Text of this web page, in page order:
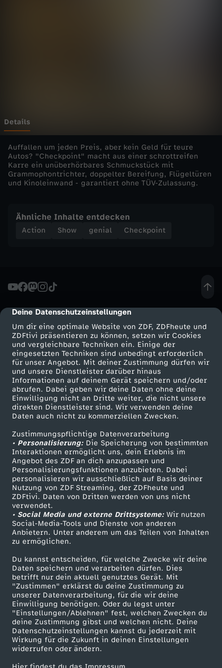
cmp-dialog-description
Deine Datenschutzeinstellungen
Um dir eine optimale Website von ZDF, ZDFheute und
ZDFtivi präsentieren zu können, setzen wir Cookies
und vergleichbare Techniken ein. Einige der
eingesetzten Techniken sind unbedingt erforderlich
für unser Angebot. Mit deiner Zustimmung dürfen wir
und unsere Dienstleister darüber hinaus
Informationen auf deinem Gerät speichern und/oder
abrufen. Dabei geben wir deine Daten ohne deine
Einwilligung nicht an Dritte weiter, die nicht unsere
direkten Dienstleister sind. Wir verwenden deine
Daten auch nicht zu kommerziellen Zwecken.
Zustimmungspflichtige Datenverarbeitung
• Personalisierung:Die Speicherung von bestimmten
Interaktionen ermöglicht uns, dein Erlebnis im
Angebot des ZDF an dich anzupassen und
Personalisierungsfunktionen anzubieten. Dabei
personalisieren wir ausschließlich auf Basis deiner
Nutzung von ZDF Streaming, der ZDFheute und
ZDFtivi. Daten von Dritten werden von uns nicht
verwendet.
• Social Media und externe Drittsysteme:Wir nutzen
Social-Media-Tools und Dienste von anderen
Anbietern. Unter anderem um das Teilen von Inhalten
zu ermöglichen.
Du kannst entscheiden, für welche Zwecke wir deine
Daten speichern und verarbeiten dürfen. Dies
betrifft nur dein aktuell genutztes Gerät. Mit
"Zustimmen" erklärst du deine Zustimmung zu
unserer Datenverarbeitung, für die wir deine
Einwilligung benötigen. Oder du legst unter
"Einstellungen/Ablehnen" fest, welchen Zwecken du
deine Zustimmung gibst und welchen nicht. Deine
Datenschutzeinstellungen kannst du jederzeit mit
Wirkung für die Zukunft in deinen Einstellungen
widerrufen oder ändern.
a
m
u
a
A
u
t
o
p
o
s
e
r
u
n
d
e
x
t
r
Details
Auffallen um jeden Preis, aber kein Geld für teure
Autos? "Checkpoint" macht aus einer schrottreifen
Karre ein unüberhörbares Schmuckstück mit
Grammophontrichter, doppelter Bereifung, Flügeltüren
und Kinoleinwand - garantiert ohne TÜV-Zulassung.
Ähnliche Inhalte entdecken
Action Show genial Checkpoint
Mehr ZDF
ZDF-Apps
Smart TV
ZDFtext
Livestreams
Sendungen A-Z
TV-Programm
Service
ZDFmitreden
Kontakt zum ZDF
Tickets
Zuschauerservice
Hilfe
ZDF Unternehmen
Karriere
ZDF goes Schule
Werbefernsehen
Mainzelmännchen